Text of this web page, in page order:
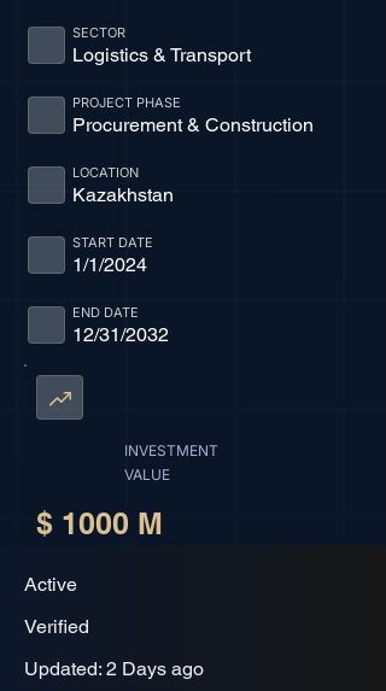
Logistics & Transport
SECTOR
Procurement & Construction
PROJECT PHASE
Kazakhstan
LOCATION
1/1/2024
START DATE
12/31/2032
END DATE
INVESTMENT
VALUE
$ 1000 M
Active
Verified
Updated: 2 Days ago